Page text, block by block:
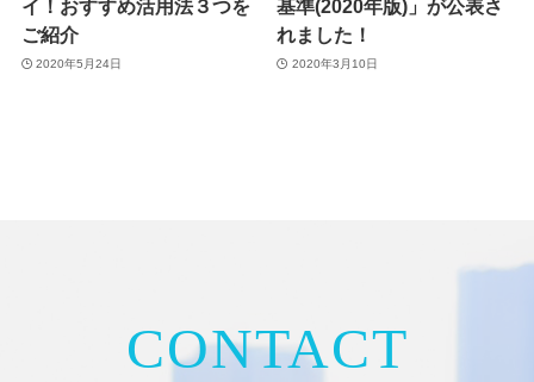
イ！おすすめ活用法３つを
ご紹介
2020年5月24日
基準(2020年版)」が公表さ
れました！
2020年3月10日
CONTACT